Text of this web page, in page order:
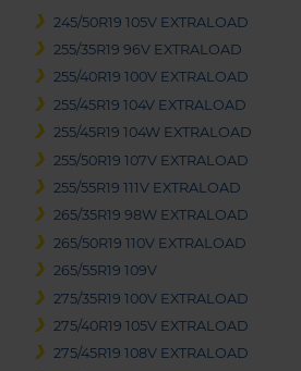
245/50R19 105V EXTRALOAD
255/35R19 96V EXTRALOAD
255/40R19 100V EXTRALOAD
255/45R19 104V EXTRALOAD
255/45R19 104W EXTRALOAD
255/50R19 107V EXTRALOAD
255/55R19 111V EXTRALOAD
265/35R19 98W EXTRALOAD
265/50R19 110V EXTRALOAD
265/55R19 109V
275/35R19 100V EXTRALOAD
275/40R19 105V EXTRALOAD
275/45R19 108V EXTRALOAD